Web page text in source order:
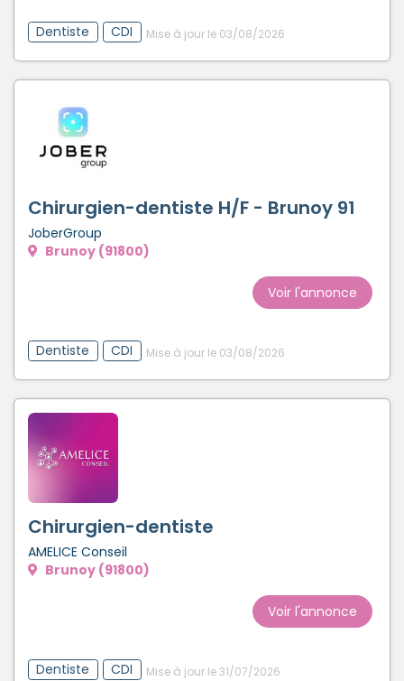
Dentiste CDI Mise à jour le 03/08/2026
Chirurgien-dentiste H/F - Brunoy 91
JoberGroup
Brunoy (91800)
Voir l'annonce
Dentiste CDI Mise à jour le 03/08/2026
Chirurgien-dentiste
AMELICE Conseil
Brunoy (91800)
Voir l'annonce
Dentiste CDI Mise à jour le 31/07/2026